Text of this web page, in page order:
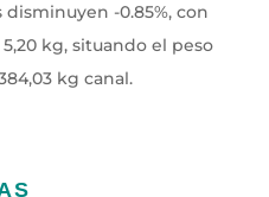
-0.85%, con
kg, situando el peso
kg canal.